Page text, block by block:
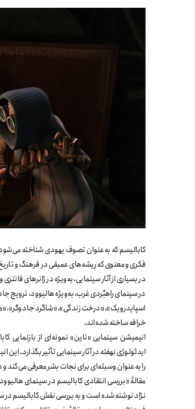
کابالیسم که به‌عنوان تصوف یهودی شناخته
فکری و معنوی که ریشه‌های عمیقی در فرهنگ و
در بسیاری از آثار سینمایی، به‌ویژه در ژانرهای
در سینمای راهبُردی غرب، به‌ویژه هالیوود،
اسپایدرویک»، «درخت زندگی»، «شاگرد جادوگر»،
خرافه ساخته شده‌اند.
انیمیشن سینمایی «ناین» نمونه‌ای از بازنمایی
را به‌عنوان وسیله‌ای برای نجات بشر معرفی می‌کند
مقالهٔ «بررسی انتقادی کابالیسم در سینمای
نژاد نوشته شده است و به بررسی نقش کابالیسم